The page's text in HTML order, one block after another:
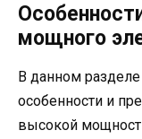
мощного
В данном
особенности и
высокой